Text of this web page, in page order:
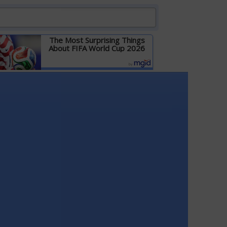
The Most Surprising Things
About FIFA World Cup 2026
Детальніше